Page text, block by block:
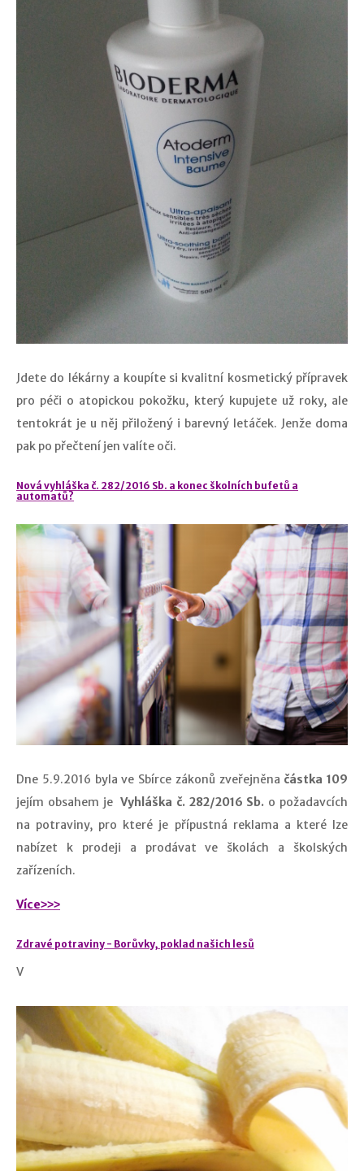
Jdete do lékárny a koupíte si kvalitní kosmetický přípravek
pro péči o atopickou pokožku, který kupujete už roky, ale
tentokrát je u něj přiložený i barevný letáček. Jenže doma
pak po přečtení jen valíte oči.
Nová vyhláška č. 282/2016 Sb. a konec školních bufetů a
automatů?
Dne 5.9.2016 byla ve Sbírce zákonů zveřejněna částka 109
jejím obsahem jeVyhláška č. 282/2016 Sb. o požadavcích
na potraviny, pro které je přípustná reklama a které lze
nabízet k prodeji a prodávat ve školách a školských
zařízeních.
Více˃˃˃
Zdravé potraviny - Borůvky, poklad našich lesů
V